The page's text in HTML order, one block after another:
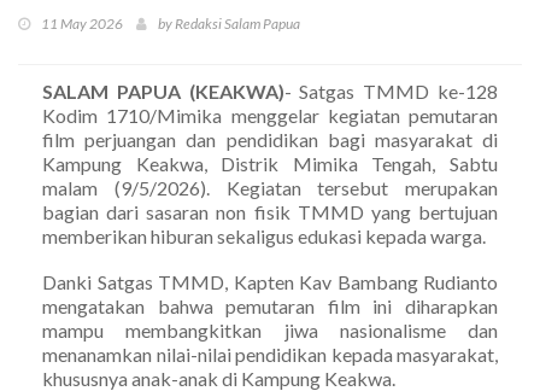
11 May 2026 by Redaksi Salam Papua
SALAM PAPUA (KEAKWA)- Satgas TMMD ke-128
Kodim 1710/Mimika menggelar kegiatan pemutaran
film perjuangan dan pendidikan bagi masyarakat di
Kampung Keakwa, Distrik Mimika Tengah, Sabtu
malam (9/5/2026). Kegiatan tersebut merupakan
bagian dari sasaran non fisik TMMD yang bertujuan
memberikan hiburan sekaligus edukasi kepada warga.
Danki Satgas TMMD, Kapten Kav Bambang Rudianto
mengatakan bahwa pemutaran film ini diharapkan
mampu membangkitkan jiwa nasionalisme dan
menanamkan nilai-nilai pendidikan kepada masyarakat,
khususnya anak-anak di Kampung Keakwa.